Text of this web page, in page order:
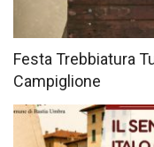
Festa Trebbiatura
Campiglione